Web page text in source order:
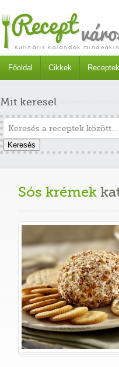
Főoldal Cikkek Receptek
Mit keresel
Keresés
Sós krémek